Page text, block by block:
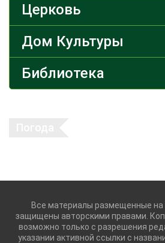
Церковь
Дом Культуры
Библиотека
Все материалы размещенные на
защищены авторскими правами.
возможно только с разрешения
указании активной ссылки с